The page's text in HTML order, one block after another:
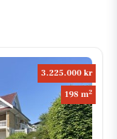
3.225.000 kr
198 m2